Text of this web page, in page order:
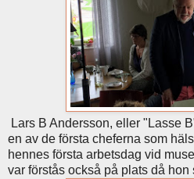
Lars B Andersson, eller "Lasse
en av de första cheferna som
hennes första arbetsdag vid
var förstås också på plats då